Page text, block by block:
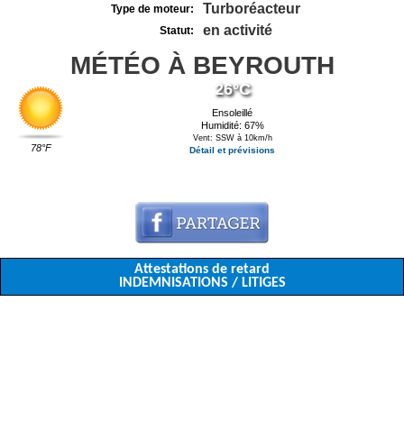
Type de moteur: Turboréacteur
Statut: en activité
MÉTÉO À BEYROUTH
78°F
26°C
Ensoleillé
Humidité: 67%
Vent: SSW à 10km/h
Détail et prévisions
Attestations de retard
INDEMNISATIONS / LITIGES